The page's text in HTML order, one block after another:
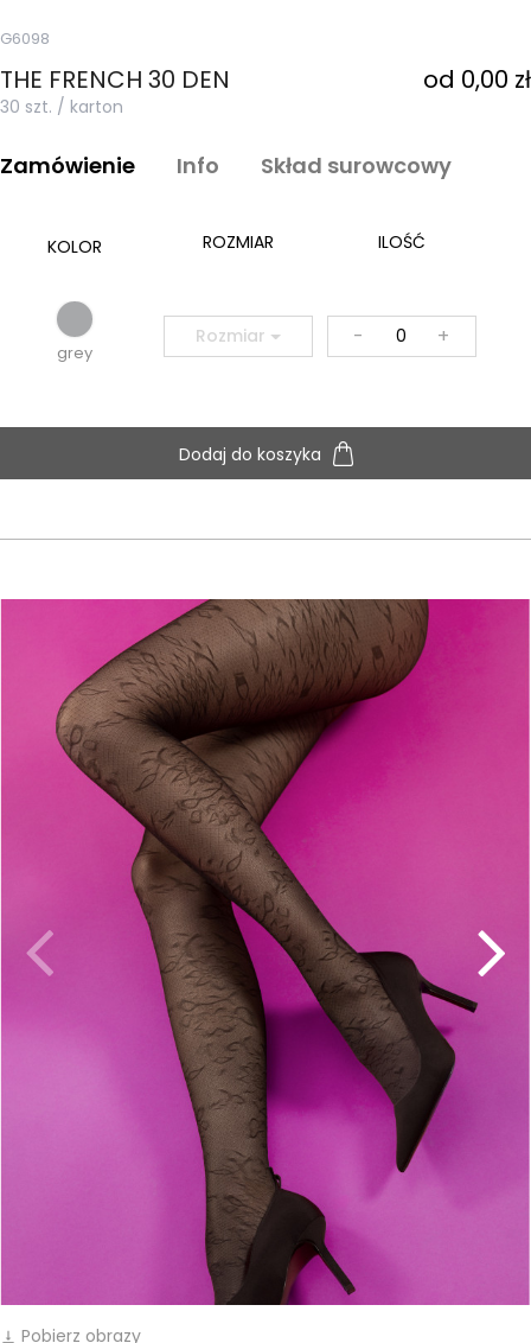
G6098
THE FRENCH 30 DEN od 0,00 zł
30 szt. / karton
Zamówienie Info Skład surowcowy
KOLOR ROZMIAR ILOŚĆ
grey
Rozmiar - +
Dodaj do koszyka
vertical_align_bottom Pobierz obrazy